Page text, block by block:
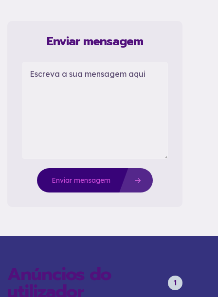
Enviar mensagem
Enviar mensagem
Anúncios do
utilizador 1